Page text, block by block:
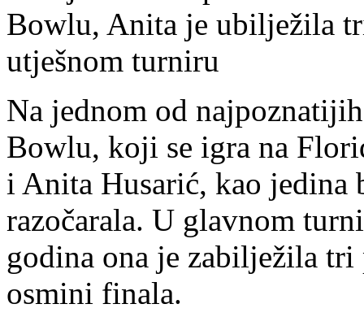
Bowlu, Anita je ubilježila
utješnom turniru
Na jednom od
Bowlu, koji se igra na
i Anita Husarić, kao jedina
razočarala. U glavnom
godina ona je zabilježila
osmini finala.